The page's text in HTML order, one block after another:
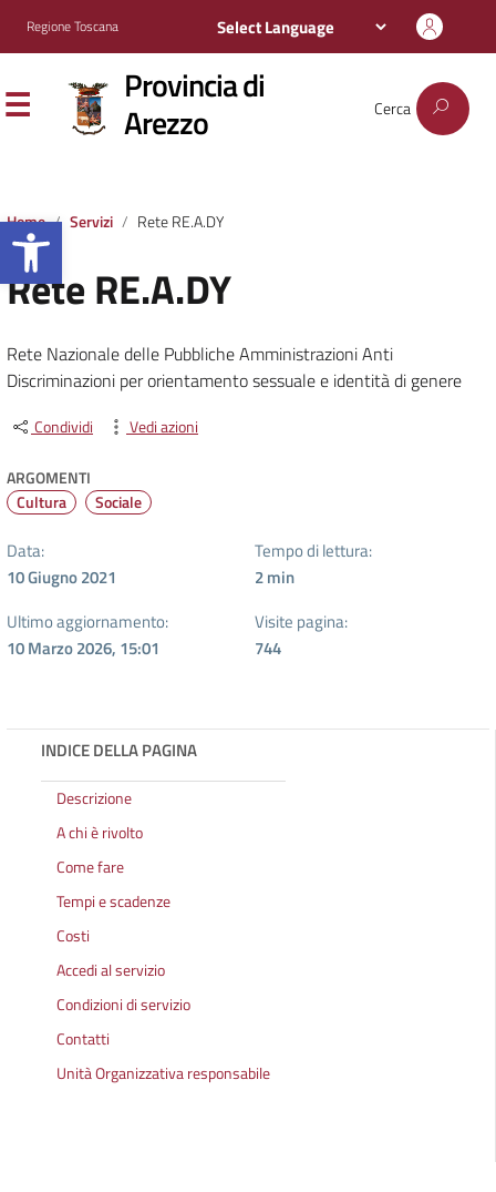
Apri la barra degli strumenti
Regione Toscana
Provincia di
Arezzo Cerca
Home Servizi Rete RE.A.DY
Rete RE.A.DY
Rete Nazionale delle Pubbliche Amministrazioni Anti
Discriminazioni per orientamento sessuale e identità di genere
Condividi Vedi azioni
ARGOMENTI
Cultura Sociale
Data:
10 Giugno 2021
Tempo di lettura:
2min
Ultimo aggiornamento:
10 Marzo 2026, 15:01
Visite pagina:
744
INDICE DELLA PAGINA
Descrizione
A chi è rivolto
Come fare
Tempi e scadenze
Costi
Accedi al servizio
Condizioni di servizio
Contatti
Unità Organizzativa responsabile